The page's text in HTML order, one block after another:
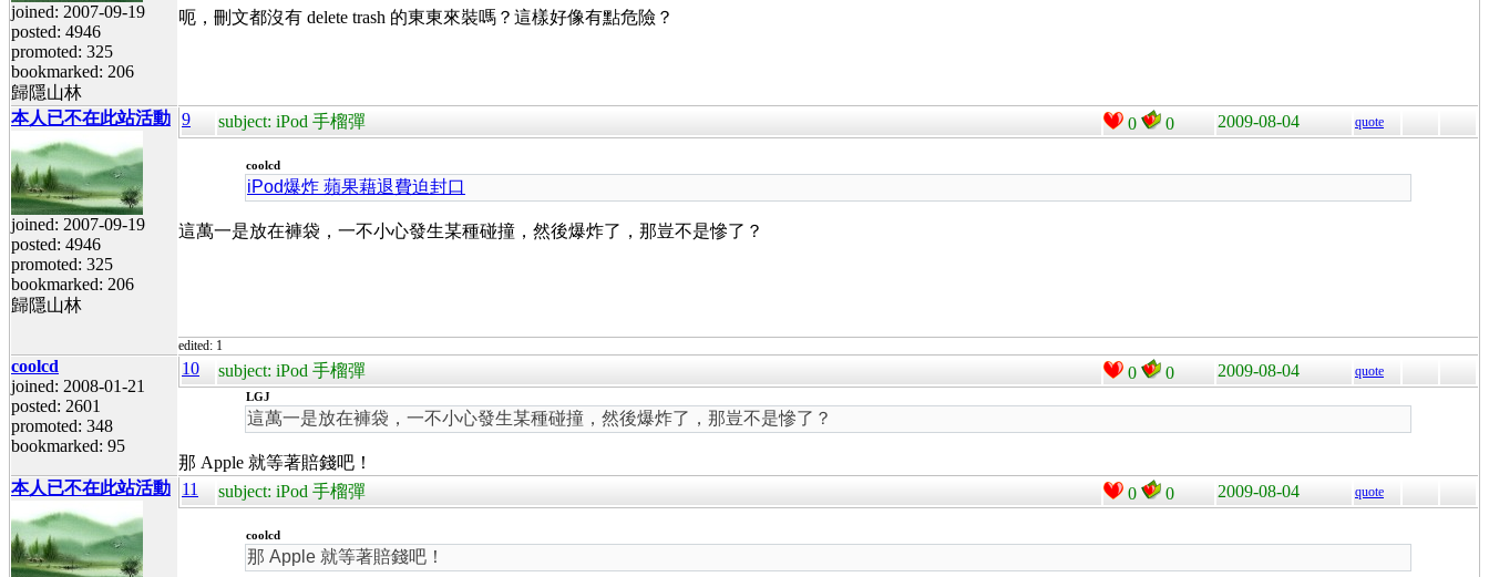
joined: 2007-09-19
posted: 4946
promoted: 325
bookmarked: 206
歸隱山林
呃，刪文都沒有 delete trash 的東東來裝嗎？這樣好像有點危險？
本人已不在此站活動
joined: 2007-09-19
posted: 4946
promoted: 325
bookmarked: 206
歸隱山林
9 subject: iPod 手榴彈 0 0 2009-08-04 quote
coolcd
iPod爆炸 蘋果藉退費迫封口
這萬一是放在褲袋，一不小心發生某種碰撞，然後爆炸了，那豈不是慘了？
edited: 1
coolcd
joined: 2008-01-21
posted: 2601
promoted: 348
bookmarked: 95
10 subject: iPod 手榴彈 0 0 2009-08-04 quote
LGJ
這萬一是放在褲袋，一不小心發生某種碰撞，然後爆炸了，那豈不是慘了？
那 Apple 就等著賠錢吧！
本人已不在此站活動
11 subject: iPod 手榴彈 0 0 2009-08-04 quote
coolcd
那 Apple 就等著賠錢吧！